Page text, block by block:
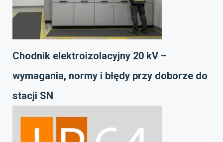
Chodnik elektroizolacyjny 20 kV –
wymagania, normy i błędy przy doborze do
stacji SN